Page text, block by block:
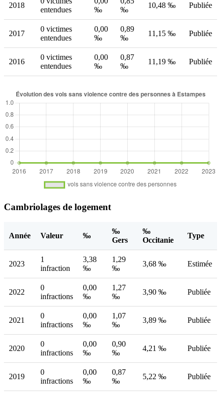
2018
entendues
‰
‰
10,48 ‰ Publiée
2017
0 victimes
entendues
0,00
‰
0,89
‰
11,15 ‰ Publiée
2016
0 victimes
entendues
0,00
‰
0,87
‰
11,19 ‰ Publiée
Cambriolages de logement
Année Valeur ‰
‰
Gers
‰
Occitanie
Type
2023
1
infraction
3,38
‰
1,29
‰
3,68 ‰ Estimée
2022
0
infractions
0,00
‰
1,27
‰
3,90 ‰ Publiée
2021
0
infractions
0,00
‰
1,07
‰
3,89 ‰ Publiée
2020
0
infractions
0,00
‰
0,90
‰
4,21 ‰ Publiée
2019
0
infractions
0,00
‰
0,87
‰
5,22 ‰ Publiée